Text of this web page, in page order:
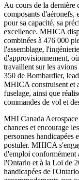
Au cours de la dernière
composants d'aéronefs,
pour sa capacité, sa
excellence. MHICA
combinées à 476 000
l'assemblage,
d'approvisionnement,
travaillent sur les
350 de Bombardier,
MHICA construisent et
fuselage, ainsi que
commandes de vol et
MHI Canada
chances et encourage
personnes handicapées
postuler. MHICA
d'emploi conformément
l'Ontario et à la Loi de
handicapées de